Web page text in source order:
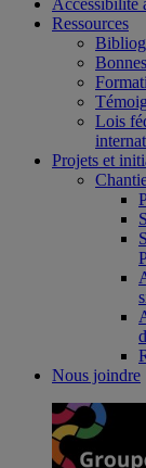
Accessibilité
Ressources
Lois
Projets et
Nous joindre